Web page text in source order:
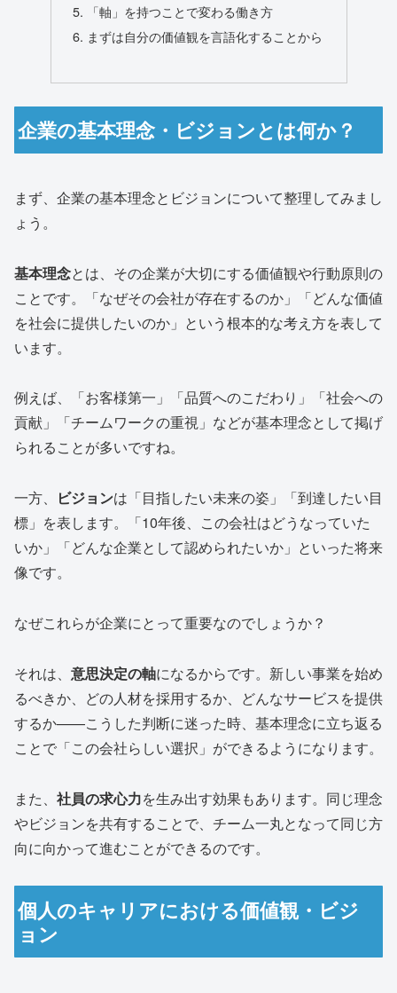
「軸」を持つことで変わる働き方
まずは自分の価値観を言語化することから
企業の基本理念・ビジョンとは何か？
まず、企業の基本理念とビジョンについて整理してみまし
ょう。
基本理念とは、その企業が大切にする価値観や行動原則の
ことです。「なぜその会社が存在するのか」「どんな価値
を社会に提供したいのか」という根本的な考え方を表して
います。
例えば、「お客様第一」「品質へのこだわり」「社会への
貢献」「チームワークの重視」などが基本理念として掲げ
られることが多いですね。
一方、 ビジョンは「目指したい未来の姿」「到達したい目
標」を表します。「10年後、この会社はどうなっていた
いか」「どんな企業として認められたいか」といった将来
像です。
なぜこれらが企業にとって重要なのでしょうか？
それは、 意思決定の軸になるからです。新しい事業を始め
るべきか、どの人材を採用するか、どんなサービスを提供
するか——こうした判断に迷った時、基本理念に立ち返る
ことで「この会社らしい選択」ができるようになります。
また、 社員の求心力を生み出す効果もあります。同じ理念
やビジョンを共有することで、チーム一丸となって同じ方
向に向かって進むことができるのです。
個人のキャリアにおける価値観・ビジ
ョン